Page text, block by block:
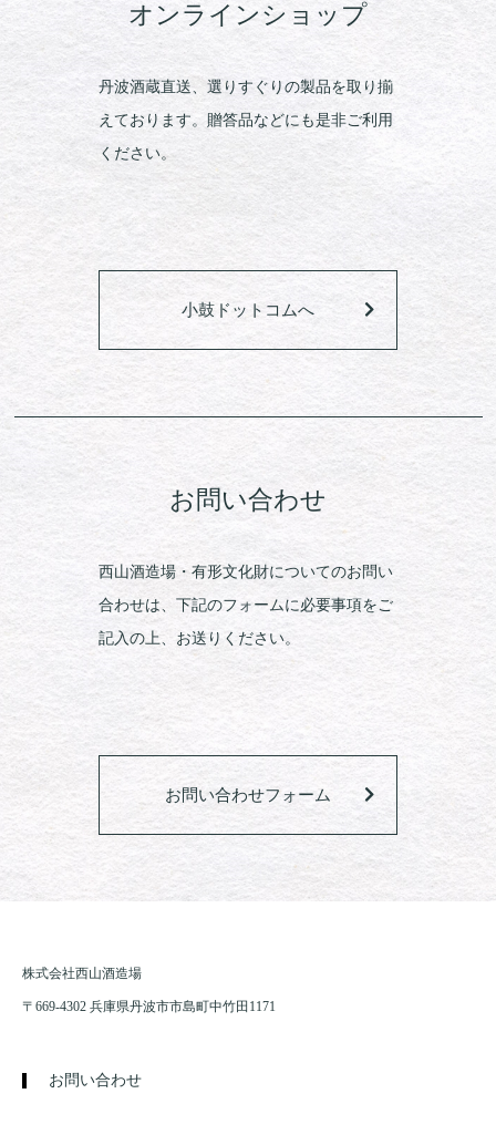
オンラインショップ
丹波酒蔵直送、選りすぐりの製品を取り揃
えております。贈答品などにも是非ご利用
ください。
小鼓ドットコムへ
お問い合わせ
西山酒造場・有形文化財についてのお問い
合わせは、下記のフォームに必要事項をご
記入の上、お送りください。
お問い合わせフォーム
株式会社西山酒造場
〒669-4302 兵庫県丹波市市島町中竹田1171
お問い合わせ